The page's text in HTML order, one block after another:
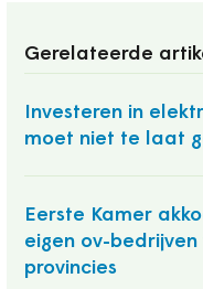
Gerelateerde
Investeren in
moet niet te laat
Eerste Kamer
eigen ov-bedrijven
provincies